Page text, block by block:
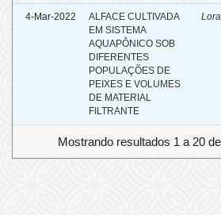
4-Mar-2022
ALFACE CULTIVADA
EM SISTEMA
AQUAPÔNICO SOB
DIFERENTES
POPULAÇÕES DE
PEIXES E VOLUMES
DE MATERIAL
FILTRANTE
Mostrando resultados 1 a 20